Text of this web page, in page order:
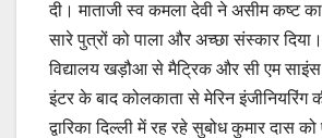
दी। माताजी स्व कमला देवी ने असीम कष्ट
सारे पुत्रों को पाला और अच्छा संस्कार
विद्यालय खड़ौआ से मैट्रिक और सी एम
इंटर के बाद कोलकाता से मेरिन इंजीनियरिंग
द्वारिका दिल्ली में रह रहे सुबोध कुमार दास